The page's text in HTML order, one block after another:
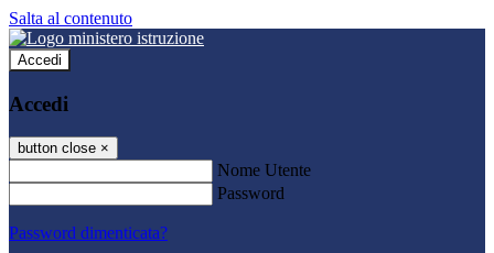
Salta al contenuto
Accedi
Accedi
button close ×
Nome Utente
Password
Password dimenticata?